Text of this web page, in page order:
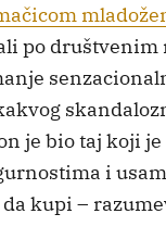
po društvenim
je bio taj koji je
i
kupi –